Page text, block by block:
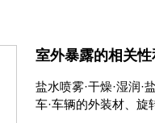
室外暴露的相关
盐水喷雾·干燥·湿润·
车·车辆的外装材、